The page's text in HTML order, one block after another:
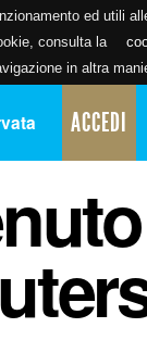
ed utili
consulta la
in altra
ACCEDI